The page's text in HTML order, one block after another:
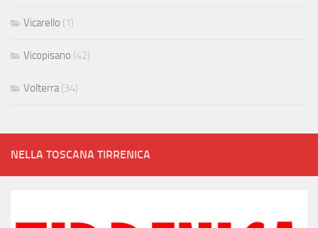
Vicarello (1)
Vicopisano (42)
Volterra (34)
NELLA TOSCANA TIRRENICA